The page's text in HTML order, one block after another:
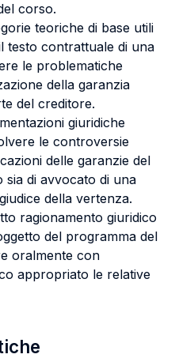
corso.
teoriche di base utili
testo contrattuale di una
le problematiche
della garanzia
del creditore.
giuridiche
le controversie
delle garanzie del
di avvocato di una
della vertenza.
ragionamento giuridico
del programma del
oralmente con
appropriato le relative